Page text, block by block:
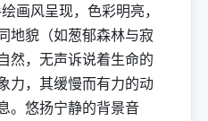
画风呈现，色彩明亮，
地貌（如葱郁森林与寂
然，无声诉说着生命的
力，其缓慢而有力的动
。悠扬宁静的背景音